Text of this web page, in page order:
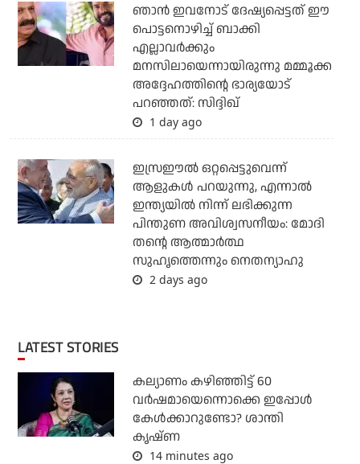
ഞാന്‍ ഇവനോട് ദേഷ്യപ്പെട്ടത് ഈ
പൊട്ടനൊഴിച്ച് ബാക്കി
എല്ലാവര്‍ക്കും
മനസിലായെന്നായിരുന്നു മമ്മൂക്ക
അദ്ദേഹത്തിന്റെ ഭാര്യയോട്
പറഞ്ഞത്: സിദ്ദിഖ്
1 day ago
ഇസ്രഈല്‍ ഒറ്റപ്പെട്ടുവെന്ന്
ആളുകള്‍ പറയുന്നു, എന്നാല്‍
ഇന്ത്യയില്‍ നിന്ന് ലഭിക്കുന്ന
പിന്തുണ അവിശ്വസനീയം: മോദി
തന്റെ ആത്മാര്‍ത്ഥ
സുഹൃത്തെന്നും നെതന്യാഹു
2 days ago
LATEST STORIES
കല്യാണം കഴിഞ്ഞിട്ട് 60
വർഷമായെന്നൊക്കെ ഇപ്പോൾ
കേൾക്കാറുണ്ടോ? ശാന്തി
കൃഷ്ണ
14 minutes ago